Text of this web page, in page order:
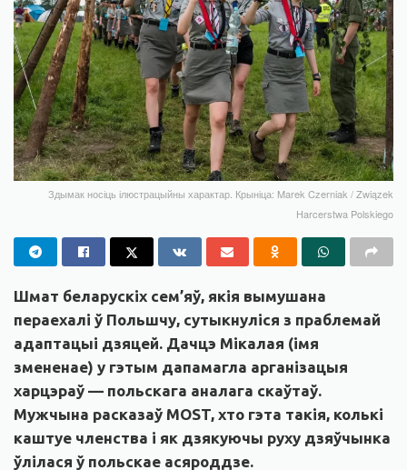
Здымак носіць ілюстрацыйны характар. Крыніца: Marek Czerniak / Związek
Harcerstwa Polskiego
Шмат беларускіх сем’яў, якія вымушана
пераехалі ў Польшчу, сутыкнуліся з праблемай
адаптацыі дзяцей. Дачцэ Мікалая (імя
змененае) у гэтым дапамагла арганізацыя
харцэраў — польскага аналага скаўтаў.
Мужчына расказаў MOST, хто гэта такія, колькі
каштуе членства і як дзякуючы руху дзяўчынка
ўлілася ў польскае асяроддзе.